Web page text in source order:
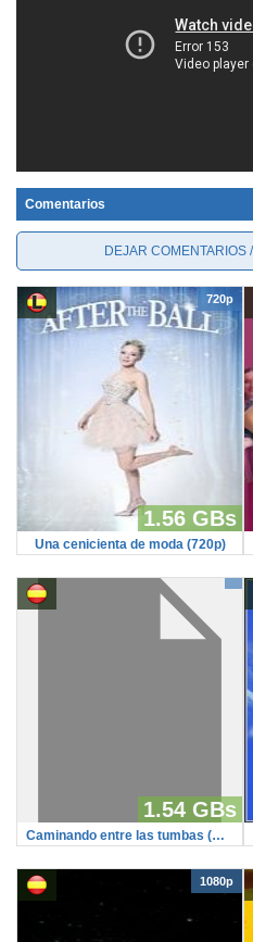
Comentarios
DEJAR COMENTARIOS
720p
1.56 GBs
Una cenicienta de moda (720p)
1.54 GBs
Caminando entre las tumbas (HDRip)
1080p